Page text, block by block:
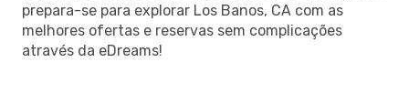
prepara-se para explorar Los Banos, CA com as
melhores ofertas e reservas sem complicações
através da eDreams!